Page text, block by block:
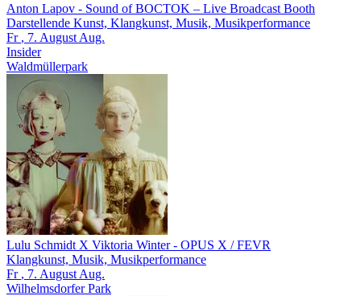
Anton Lapov - Sound of BOCTOK – Live Broadcast Booth
Darstellende Kunst, Klangkunst, Musik, Musikperformance
Fr , 7. August Aug.
Insider
Waldmüllerpark
Lulu Schmidt X Viktoria Winter- OPUS X / FEVR
Klangkunst, Musik, Musikperformance
Fr , 7. August Aug.
Wilhelmsdorfer Park